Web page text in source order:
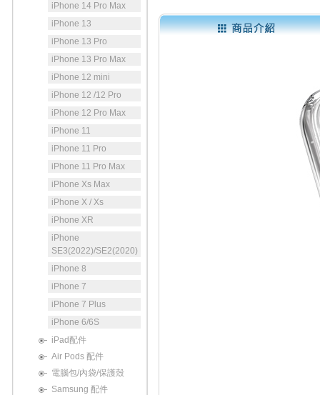
iPhone 14 Pro Max
iPhone 13
iPhone 13 Pro
iPhone 13 Pro Max
iPhone 12 mini
iPhone 12 /12 Pro
iPhone 12 Pro Max
iPhone 11
iPhone 11 Pro
iPhone 11 Pro Max
iPhone Xs Max
iPhone X / Xs
iPhone XR
iPhone
SE3(2022)/SE2(2020)
iPhone 8
iPhone 7
iPhone 7 Plus
iPhone 6/6S
iPad配件
Air Pods 配件
電腦包/內袋/保護殼
Samsung 配件